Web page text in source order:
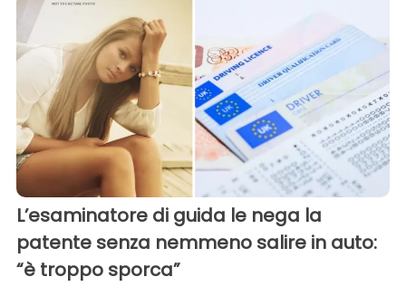
L’esaminatore di guida le nega la
patente senza nemmeno salire in auto:
“è troppo sporca”